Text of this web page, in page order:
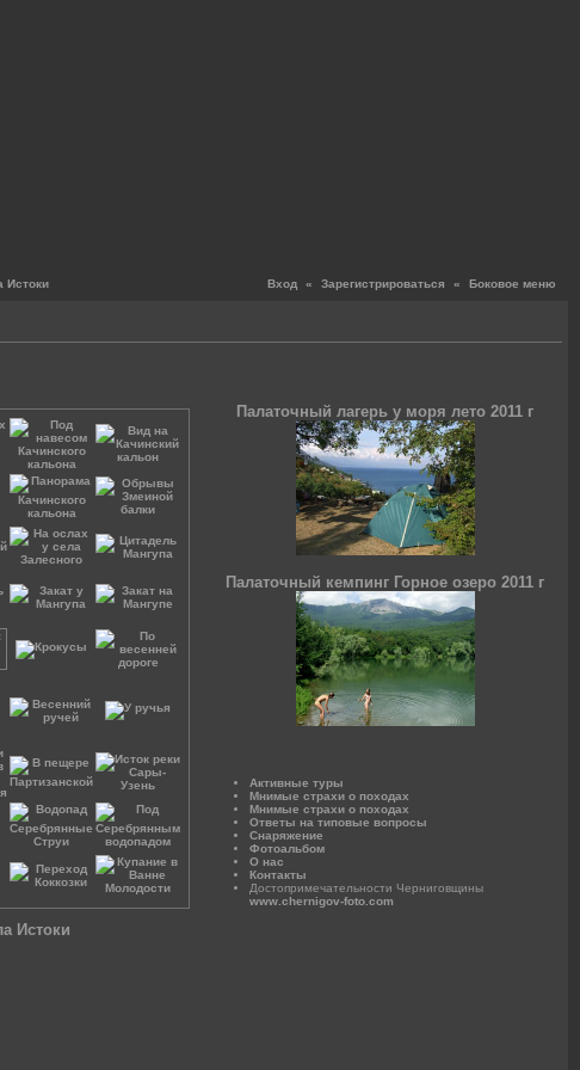
Вход « Зарегистрироваться « Боковое меню
Истоки
Истоки
Палаточный лагерь у моря лето 2011 г
Палаточный кемпинг Горное озеро 2011 г
Активные туры
Мнимые страхи о походах
Мнимые страхи о походах
Ответы на типовые вопросы
Снаряжение
Фотоальбом
О нас
Контакты
Достопримечательности Черниговщины
www.chernigov-foto.com